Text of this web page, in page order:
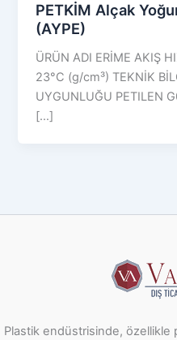
PETKİM Alçak
(AYPE)
ÜRÜN ADI ERİME AKIŞ
23°C (g/cm³) TEKNİK
UYGUNLUĞU PETILEN
[…]
Plastik endüstrisinde,